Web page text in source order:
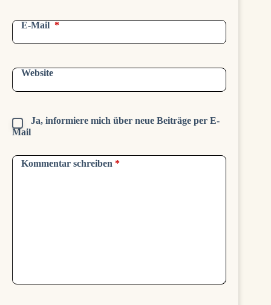
E-Mail *
Website
Ja, informiere mich über neue Beiträge per E-
Mail
Kommentar schreiben *